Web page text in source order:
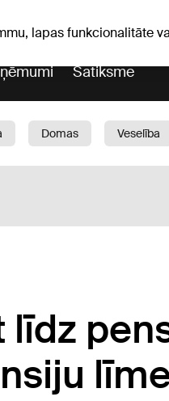
lapas funkcionalitāte
Satiksme
Domas Veselība